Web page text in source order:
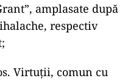
amplasate după
respectiv
Virtuţii, comun cu